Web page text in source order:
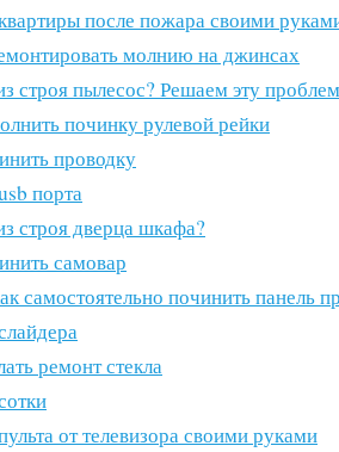
после пожара своими
молнию на джинсах
строя пылесос? Решаем эту
починку рулевой рейки
проводку
порта
строя дверца шкафа?
самовар
самостоятельно починить панель
ремонт стекла
от телевизора своими руками